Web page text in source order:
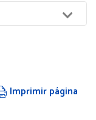
Imprimir página